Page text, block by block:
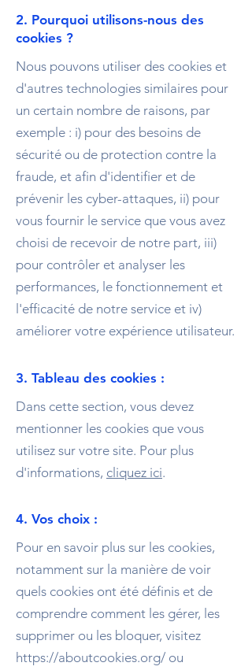
2. Pourquoi utilisons-nous des
cookies ?
Nous pouvons utiliser des cookies et
d'autres technologies similaires pour
un certain nombre de raisons, par
exemple : i) pour des besoins de
sécurité ou de protection contre la
fraude, et afin d'identifier et de
prévenir les cyber-attaques, ii) pour
vous fournir le service que vous avez
choisi de recevoir de notre part, iii)
pour contrôler et analyser les
performances, le fonctionnement et
l'efficacité de notre service et iv)
améliorer votre expérience utilisateur.
3. Tableau des cookies :
Dans cette section, vous devez
mentionner les cookies que vous
utilisez sur votre site. Pour plus
d'informations, cliquez ici.
4. Vos choix :
Pour en savoir plus sur les cookies,
notamment sur la manière de voir
quels cookies ont été définis et de
comprendre comment les gérer, les
supprimer ou les bloquer, visitez
https://aboutcookies.org/ ou